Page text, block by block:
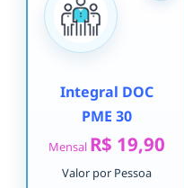
Integral DOC
PME 30
Mensal R$ 19,90
Valor por Pessoa